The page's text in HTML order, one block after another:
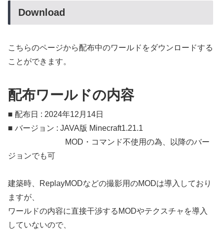
Download
こちらのページから配布中のワールドをダウンロードする
ことができます。
配布ワールドの内容
■ 配布日 : 2024年12月14日
■ バージョン : JAVA版 Minecraft1.21.1
MOD・コマンド不使用の為、以降のバー
ジョンでも可
建築時、ReplayMODなどの撮影用のMODは導入しており
ますが、
ワールドの内容に直接干渉するMODやテクスチャを導入
していないので、